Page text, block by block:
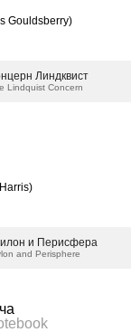
Gouldsberry)
Линдквист
Lindquist Concern
и Перисфера
and Perisphere